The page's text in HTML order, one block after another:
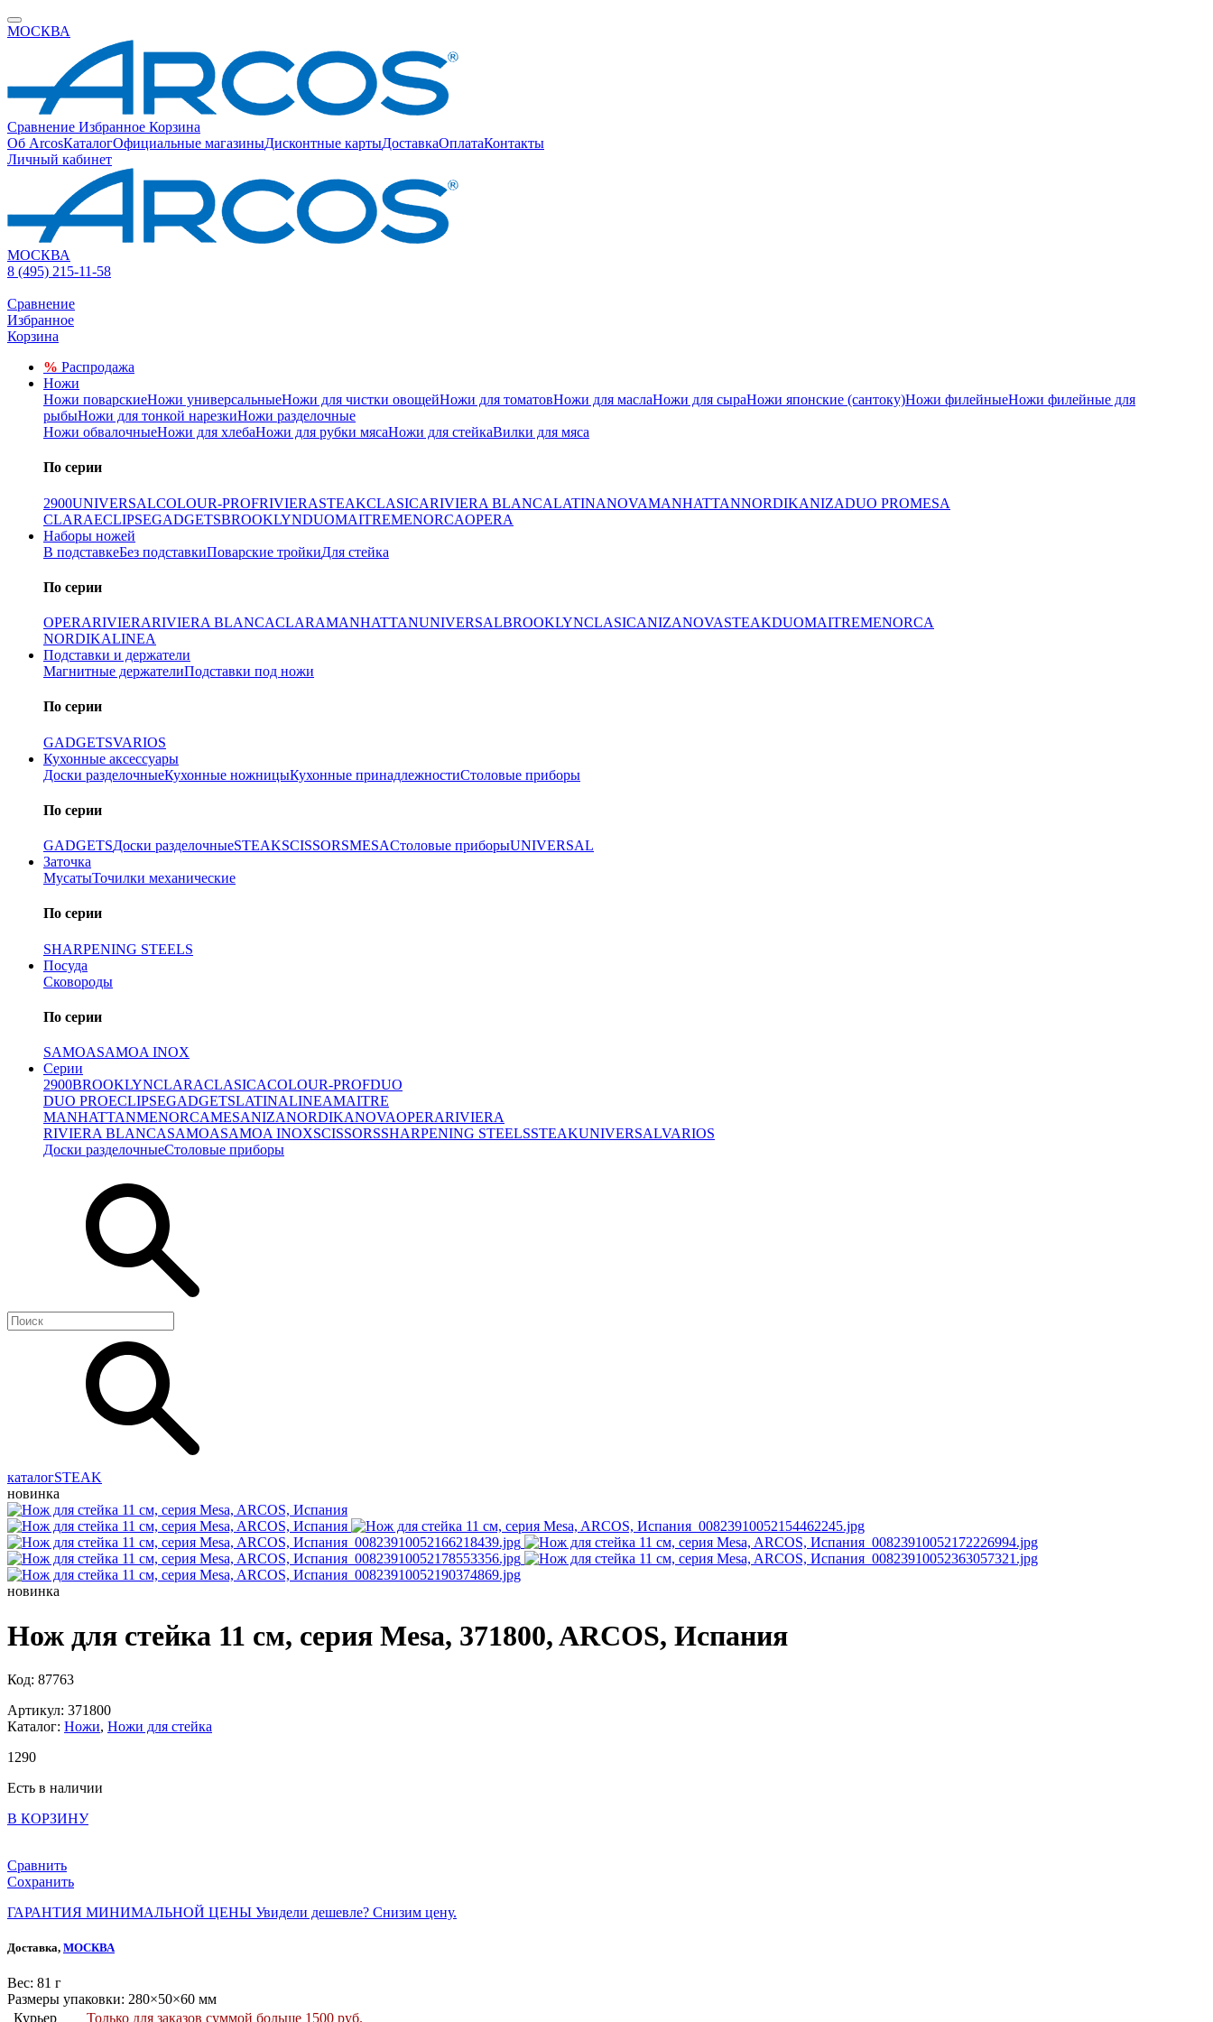
МОСКВА
Сравнение Избранное Корзина
Об ArcosКаталогОфициальные магазиныДисконтные картыДоставкаОплатаКонтакты
Личный кабинет
МОСКВА
8 (495) 215-11-58
Сравнение
Избранное
Корзина
% Распродажа
Ножи
Ножи поварскиеНожи универсальныеНожи для чистки овощейНожи для томатовНожи для маслаНожи для сыраНожи японские (сантоку)Ножи филейныеНожи филейные для
рыбыНожи для тонкой нарезкиНожи разделочные
Ножи обвалочныеНожи для хлебаНожи для рубки мясаНожи для стейкаВилки для мяса
По серии
2900UNIVERSALCOLOUR-PROFRIVIERASTEAKCLASICARIVIERA BLANCALATINANOVAMANHATTANNORDIKANIZADUO PROMESA
CLARAECLIPSEGADGETSBROOKLYNDUOMAITREMENORCAOPERA
Наборы ножей
В подставкеБез подставкиПоварские тройкиДля стейка
По серии
OPERARIVIERARIVIERA BLANCACLARAMANHATTANUNIVERSALBROOKLYNCLASICANIZANOVASTEAKDUOMAITREMENORCA
NORDIKALINEA
Подставки и держатели
Магнитные держателиПодставки под ножи
По серии
GADGETSVARIOS
Кухонные аксессуары
Доски разделочныеКухонные ножницыКухонные принадлежностиСтоловые приборы
По серии
GADGETSДоски разделочныеSTEAKSCISSORSMESAСтоловые приборыUNIVERSAL
Заточка
МусатыТочилки механические
По серии
SHARPENING STEELS
Посуда
Сковороды
По серии
SAMOASAMOA INOX
Серии
2900BROOKLYNCLARACLASICACOLOUR-PROFDUO
DUO PROECLIPSEGADGETSLATINALINEAMAITRE
MANHATTANMENORCAMESANIZANORDIKANOVAOPERARIVIERA
RIVIERA BLANCASAMOASAMOA INOXSCISSORSSHARPENING STEELSSTEAKUNIVERSALVARIOS
Доски разделочныеСтоловые приборы
каталогSTEAK
новинка
новинка
Нож для стейка 11 см, серия Mesa, 371800, ARCOS, Испания
Код: 87763
Артикул: 371800
Каталог: Ножи, Ножи для стейка
1 290
Есть в наличии
В КОРЗИНУ
Сравнить
Сохранить
ГАРАНТИЯ МИНИМАЛЬНОЙ ЦЕНЫ Увидели дешевле? Снизим цену.
Доставка, МОСКВА
Веc: 81 г
Размеры упаковки: 280×50×60 мм
Курьер
Только для заказов суммой больше 1500 руб.